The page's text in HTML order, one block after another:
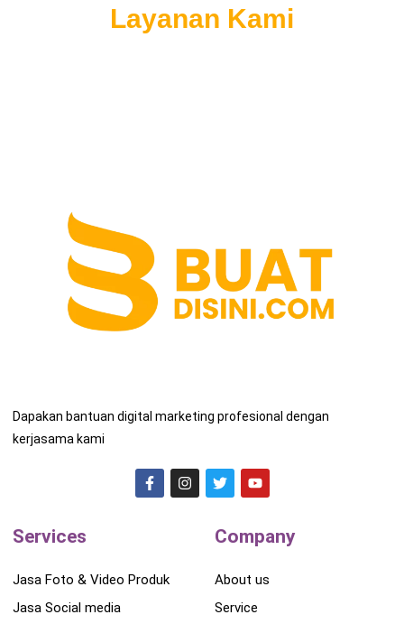
Layanan Kami
Dapakan bantuan digital marketing profesional dengan
kerjasama kami
Services
Jasa Foto & Video Produk
Jasa Social media
Company
About us
Service